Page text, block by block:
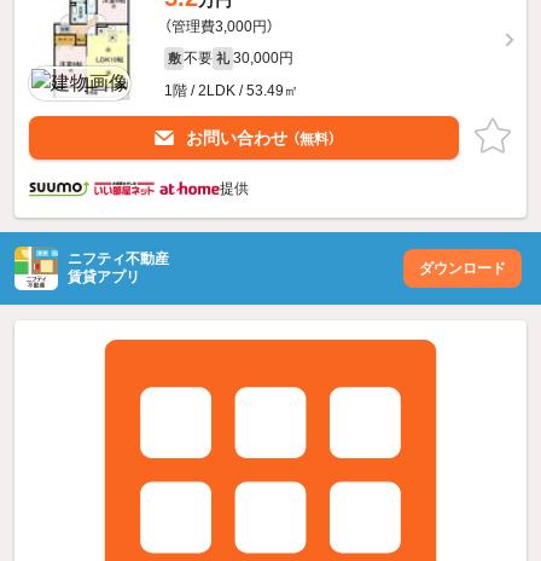
（管理費3,000円）
敷 不要 礼 30,000円
1階 / 2LDK / 53.49㎡
お問い合わせ （無料）
提供
ニフティ不動産
賃貸アプリ
ダウンロード